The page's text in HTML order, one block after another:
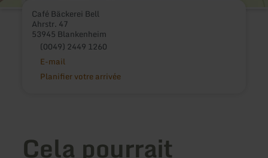
Café Bäckerei Bell
Ahrstr. 47
53945 Blankenheim
(0049) 2449 1260
E-mail
Planifier votre arrivée
Cela pourrait